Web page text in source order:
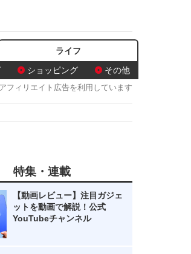
ショッピング その他
ライフ
フィリエイト広告を利用しています
特集・連載
【動画レビュー】注目ガジェ
ットを動画で解説！公式
YouTubeチャンネル